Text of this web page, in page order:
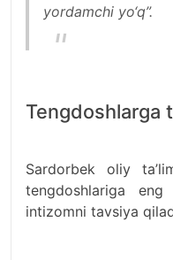
yordamchi yo‘q”.
Tengdoshlarga
Sardorbek oliy
tengdoshlariga
intizomni tavsiya